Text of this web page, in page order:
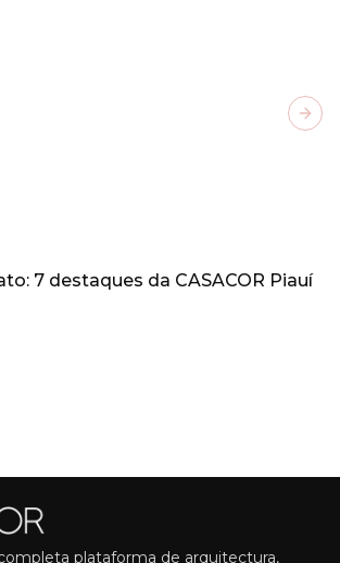
7 destaques da CASACOR Piauí
plataforma de arquitectura,